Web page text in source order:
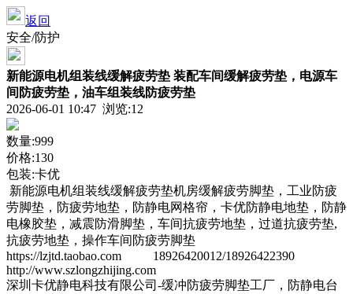
返回
安全/防护
新能源电机组装线缓解疲劳垫 装配车间缓解疲劳垫，电源车
间防疲劳垫，油车组装线防疲劳垫
2026-06-01 10:47 浏览:12
数量:999
价格:130
包装:卡优
新能源电机组装线缓解疲劳垫机房缓解疲劳脚垫，工业防疲
劳脚垫，防疲劳地垫，防静电网格帘，卡优防静电地垫，防静
电橡胶垫，减震防滑脚垫，车间抗疲劳地垫，过道抗疲劳垫,
抗疲劳地垫，操作车间防疲劳脚垫
https://lzjtd.taobao.com 18926420012/18926422390
http://www.szlongzhijing.com
深圳卡优静电科技有限公司-缓冲防疲劳脚垫工厂，防静电台